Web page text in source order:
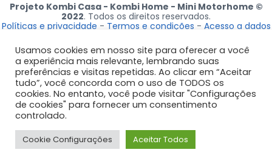
Usamos cookies em nosso site para oferecer a você
a experiência mais relevante, lembrando suas
preferências e visitas repetidas. Ao clicar em “Aceitar
tudo”, você concorda com o uso de TODOS os
cookies. No entanto, você pode visitar "Configurações
de cookies" para fornecer um consentimento
controlado.
Cookie Configurações Aceitar Todos
Projeto Kombi Casa - Kombi Home - Mini Motorhome ©
2022. Todos os direitos reservados.
Políticas e privacidade - Termos e condições - Acesso a dados